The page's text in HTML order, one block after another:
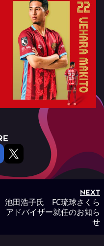
NEXT
池田浩子氏 FC琉球さくら
アドバイザー就任のお知ら
せ